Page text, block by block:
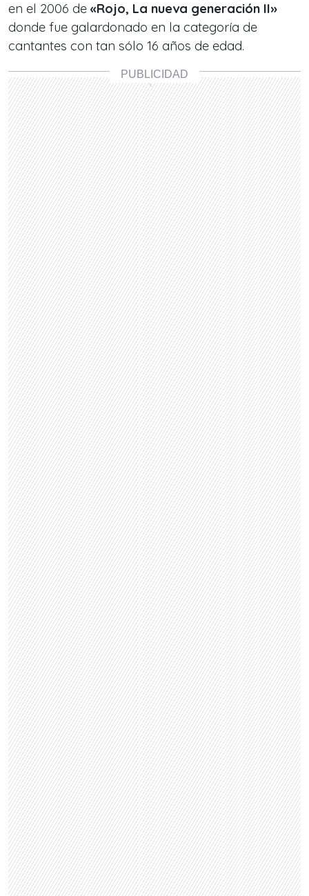
en el 2006 de «Rojo, La nueva generación II»
donde fue galardonado en la categoría de
cantantes con tan sólo 16 años de edad.